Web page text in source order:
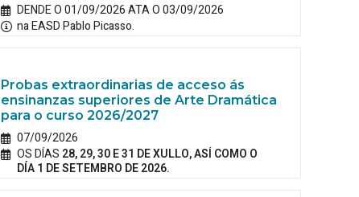
DENDE O 01/09/2026 ATA O 03/09/2026
na EASD Pablo Picasso.
Probas extraordinarias de acceso ás
ensinanzas superiores de Arte Dramática
para o curso 2026/2027
07/09/2026
OS DÍAS 28, 29, 30 E 31 DE XULLO, ASÍ COMO O
DÍA 1 DE SETEMBRO DE 2026.